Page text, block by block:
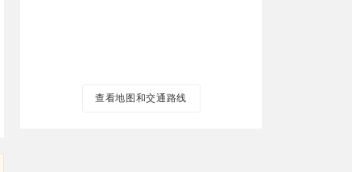
查看地图和交通路线